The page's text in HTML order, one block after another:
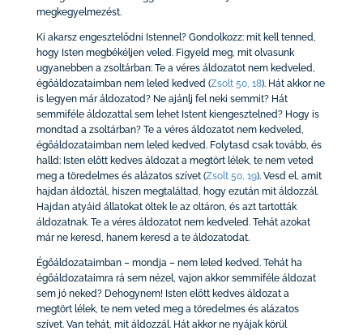
megkegyelmezést.
Ki akarsz engesztelődni Istennel? Gondolkozz: mit kell tenned,
hogy Isten megbékéljen veled. Figyeld meg, mit olvasunk
ugyanebben a zsoltárban: Te a véres áldozatot nem kedveled,
égőáldozataimban nem leled kedved (Zsolt 50, 18). Hát akkor ne
is legyen már áldozatod? Ne ajánlj fel neki semmit? Hát
semmiféle áldozattal sem lehet Istent kiengesztelned? Hogy is
mondtad a zsoltárban? Te a véres áldozatot nem kedveled,
égőáldozataimban nem leled kedved. Folytasd csak tovább, és
halld: Isten előtt kedves áldozat a megtört lélek, te nem veted
meg a töredelmes és alázatos szívet (Zsolt 50, 19). Vesd el, amit
hajdan áldoztál, hiszen megtaláltad, hogy ezután mit áldozzál.
Hajdan atyáid állatokat öltek le az oltáron, és azt tartották
áldozatnak. Te a véres áldozatot nem kedveled. Tehát azokat
már ne keresd, hanem keresd a te áldozatodat.
Égőáldozataimban – mondja – nem leled kedved. Tehát ha
égőáldozataimra rá sem nézel, vajon akkor semmiféle áldozat
sem jó neked? Dehogynem! Isten előtt kedves áldozat a
megtört lélek, te nem veted meg a töredelmes és alázatos
szívet. Van tehát, mit áldozzál. Hát akkor ne nyájak körül